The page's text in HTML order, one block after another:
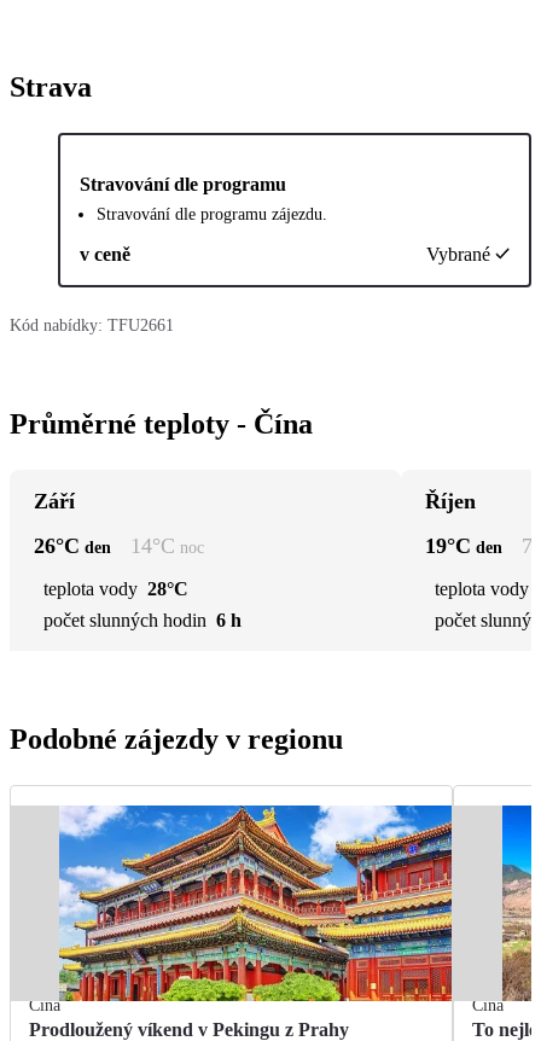
Strava
Stravování dle programu
Stravování dle programu zájezdu.
v ceně Vybrané
Kód nabídky: TFU2661
Průměrné teploty - Čína
Září
26°C den 14°C noc
teplota vody 28°C
počet slunných hodin 6 h
Říjen
19°C den 7
teplota vody
počet
Podobné zájezdy v regionu
Čína
Prodloužený víkend v Pekingu z Prahy
Čína
To